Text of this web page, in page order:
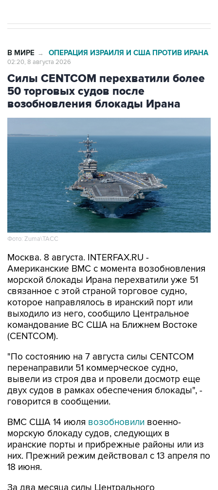
Силы CENTCOM перехватили более
50 торговых судов после
возобновления блокады Ирана
Фото: Zuma\ТАСС
Москва. 8 августа. INTERFAX.RU -
морской блокады Ирана перехватили уже 51
связанное с этой страной торговое судно,
которое направлялось в иранский порт или
выходило из него, сообщило Центральное
командование ВС США на Ближнем Востоке
(CENTCOM).
"По состоянию на 7 августа силы CENTCOM
вывели из строя два и провели досмотр еще
двух судов в рамках обеспечения блокады", -
говорится в сообщении.
ВМС США 14 июлявозобновили
иранские порты и прибрежные районы или из
них. Прежний режим действовал с 13 апреля по
18 июня.
За два месяца силы Центрального